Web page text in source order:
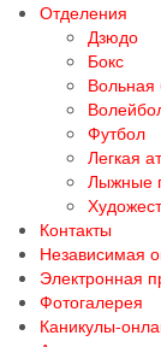
Отделения
Дзюдо
Бокс
Вольная
Футбол
Легкая
Лыжные
Контакты
Независимая
Электронная
Фотогалерея
Каникулы-